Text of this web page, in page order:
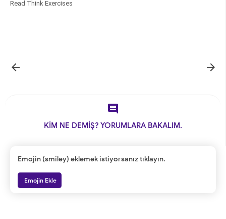
Read Think Exercises
 

KİM NE DEMİŞ? YORUMLARA BAKALIM.
Emojin (smiley) eklemek istiyorsanız tıklayın.
Emojin Ekle